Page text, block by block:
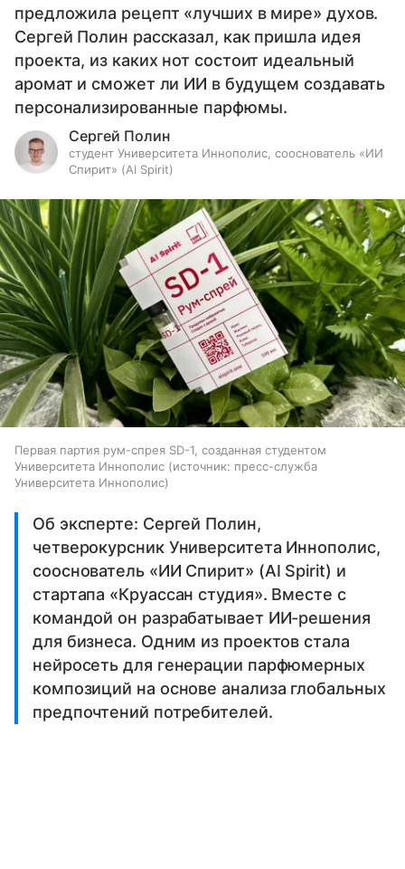
предложила рецепт «лучших в мире» духов.
Сергей Полин рассказал, как пришла идея
проекта, из каких нот состоит идеальный
аромат и сможет ли ИИ в будущем создавать
персонализированные парфюмы.
Сергей Полин
студент Университета Иннополис, сооснователь «ИИ
Спирит» (AI Spirit)
Первая партия рум-спрея SD-1, созданная студентом
Университета Иннополис
источник: пресс-служба
Университета Иннополис
Об эксперте: Сергей Полин,
четверокурсник Университета Иннополис,
сооснователь «ИИ Спирит» (AI Spirit) и
стартапа «Круассан студия». Вместе с
командой он разрабатывает ИИ-решения
для бизнеса. Одним из проектов стала
нейросеть для генерации парфюмерных
композиций на основе анализа глобальных
предпочтений потребителей.